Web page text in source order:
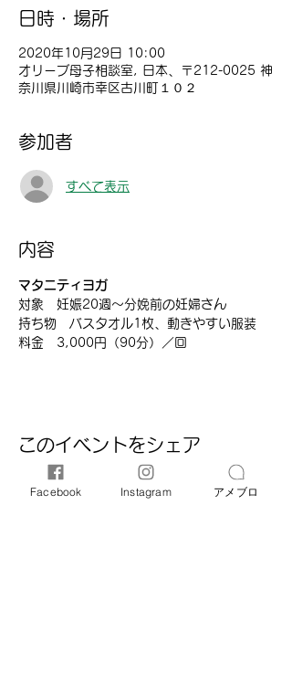
日時・場所
2020年10月29日 10:00
オリーブ母子相談室, 日本、〒212-0025 神
奈川県川崎市幸区古川町１０２
参加者
すべて表示
内容
マタニティヨガ
対象　妊娠20週～分娩前の妊婦さん
持ち物　バスタオル1枚、動きやすい服装
料金　3,000円（90分）／回
このイベントをシェア
Facebook Instagram アメブロ